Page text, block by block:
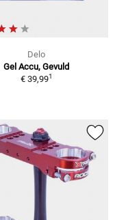
Delo
Gel Accu, Gevuld
€ 39,991